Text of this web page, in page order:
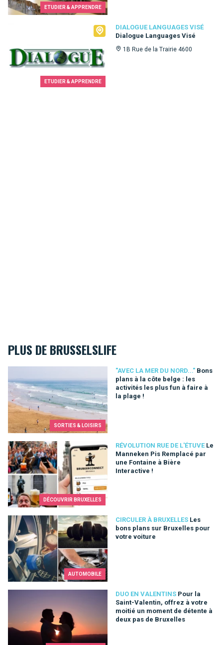
ETUDIER & APPRENDRE
ETUDIER & APPRENDRE
DIALOGUE LANGUAGES VISÉ
Dialogue Languages Visé
1B Rue de la Trairie 4600
Dialogue Languages Visé
PLUS DE BRUSSELSLIFE
SORTIES & LOISIRS
"AVEC LA MER DU NORD..." Bons
plans à la côte belge : les
activités les plus fun à faire à
la plage !
Bons plans à la côte belge : les activités les plus fun à faire
DÉCOUVRIR BRUXELLES
RÉVOLUTION RUE DE L'ÉTUVE Le
Manneken Pis Remplacé par
une Fontaine à Bière
Interactive !
Le Manneken Pis Remplacé par une Fontaine à Bière
AUTOMOBILE
CIRCULER À BRUXELLES Les
bons plans sur Bruxelles pour
votre voiture
Les bons plans sur Bruxelles pour votre voiture
DUO EN VALENTINS Pour la
Saint-Valentin, offrez à votre
moitié un moment de détente à
deux pas de Bruxelles
Pour la Saint-Valentin, offrez à votre moitié un moment de